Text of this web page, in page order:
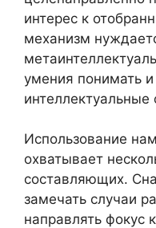
интерес к
механизм
умения понимать
интеллектуальные
Использование
охватывает
составляющих.
замечать случаи
направлять фокус